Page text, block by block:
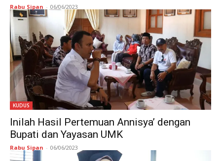
Rabu Sipan - 06/06/2023
KUDUS
Inilah Hasil Pertemuan Annisya’ dengan
Bupati dan Yayasan UMK
Rabu Sipan - 06/06/2023